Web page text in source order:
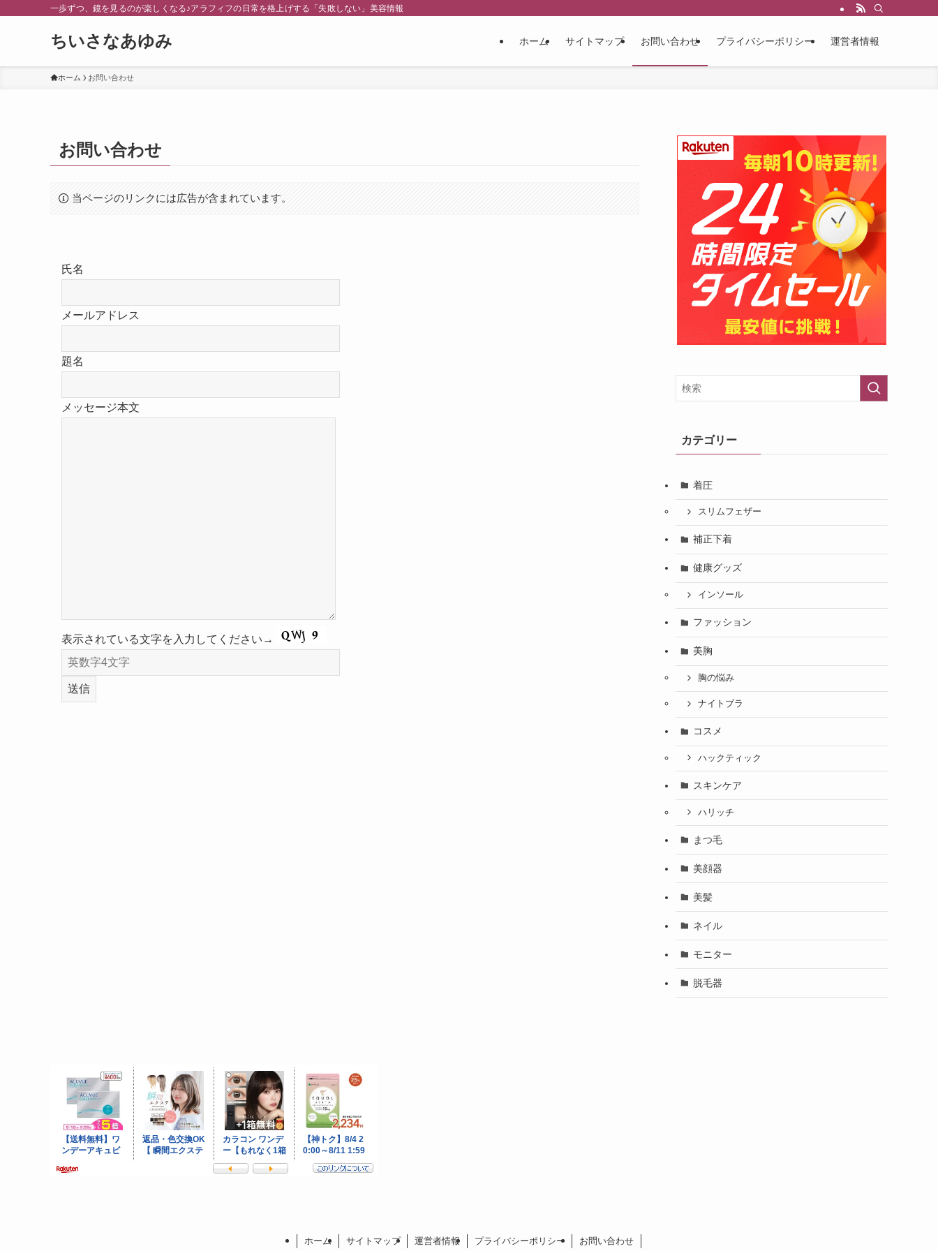
一歩ずつ、鏡を見るのが楽しくなる♪アラフィフの日常を格上げする「失敗しない」美容情報
ちいさなあゆみ ホーム サイトマップ お問い合わせ プライバシーポリシー 運営者情報
ホーム お問い合わせ
お問い合わせ
当ページのリンクには広告が含まれています。
氏名
メールアドレス
題名
メッセージ本文
表示されている文字を入力してください→
カテゴリー
着圧
スリムフェザー
補正下着
健康グッズ
インソール
ファッション
美胸
胸の悩み
ナイトブラ
コスメ
ハックティック
スキンケア
ハリッチ
まつ毛
美顔器
美髪
ネイル
モニター
脱毛器
ホーム サイトマップ 運営者情報 プライバシーポリシー お問い合わせ